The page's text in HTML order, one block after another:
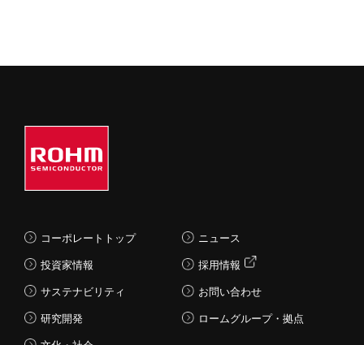
コーポレートトップ
投資家情報
サステナビリティ
研究開発
ニュース
採用情報
お問い合わせ
ロームグループ・拠点